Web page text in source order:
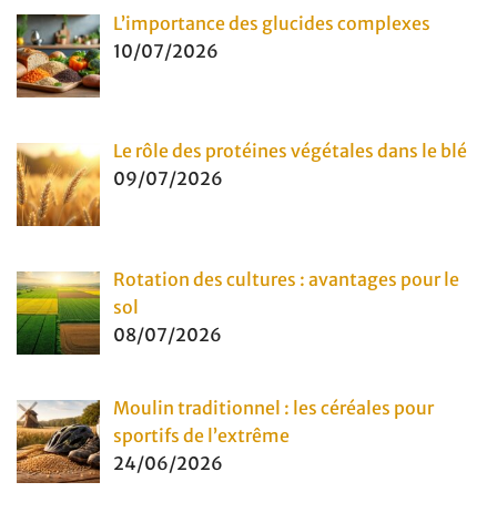
L’importance des glucides complexes
10/07/2026
Le rôle des protéines végétales dans le blé
09/07/2026
Rotation des cultures : avantages pour le
sol
08/07/2026
Moulin traditionnel : les céréales pour
sportifs de l’extrême
24/06/2026